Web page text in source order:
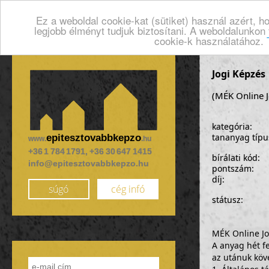
Ez a weboldal cookie-kat (sütiket) használ azért,
legjobb élményt tudjuk biztosítani. A
cookie-k használatához.
www.epitesztovabbkepzo.hu
+36 1 784 1791, +36 30 647 1415
info@epitesztovabbkepzo.hu
súgó cég infó
Jogi Képzés
(MÉK Online
kategória:
tananyag
bírálati kód:
pontszám:
díj:
státusz:
MÉK Online
A anyag hét
az utánuk